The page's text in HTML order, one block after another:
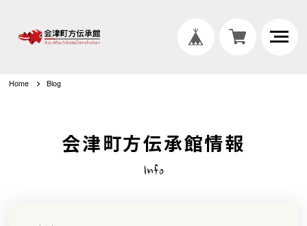
Home Blog
会津町方伝承館情報
Info